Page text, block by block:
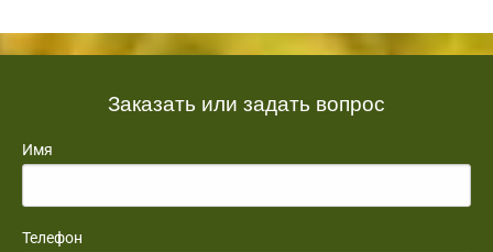
Заказать или задать вопрос
Имя
Телефон